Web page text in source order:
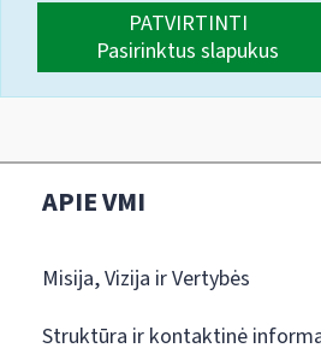
PATVIRTINTI
Pasirinktus slapukus
APIE VMI
Misija, Vizija ir Vertybės
Struktūra ir kontaktinė